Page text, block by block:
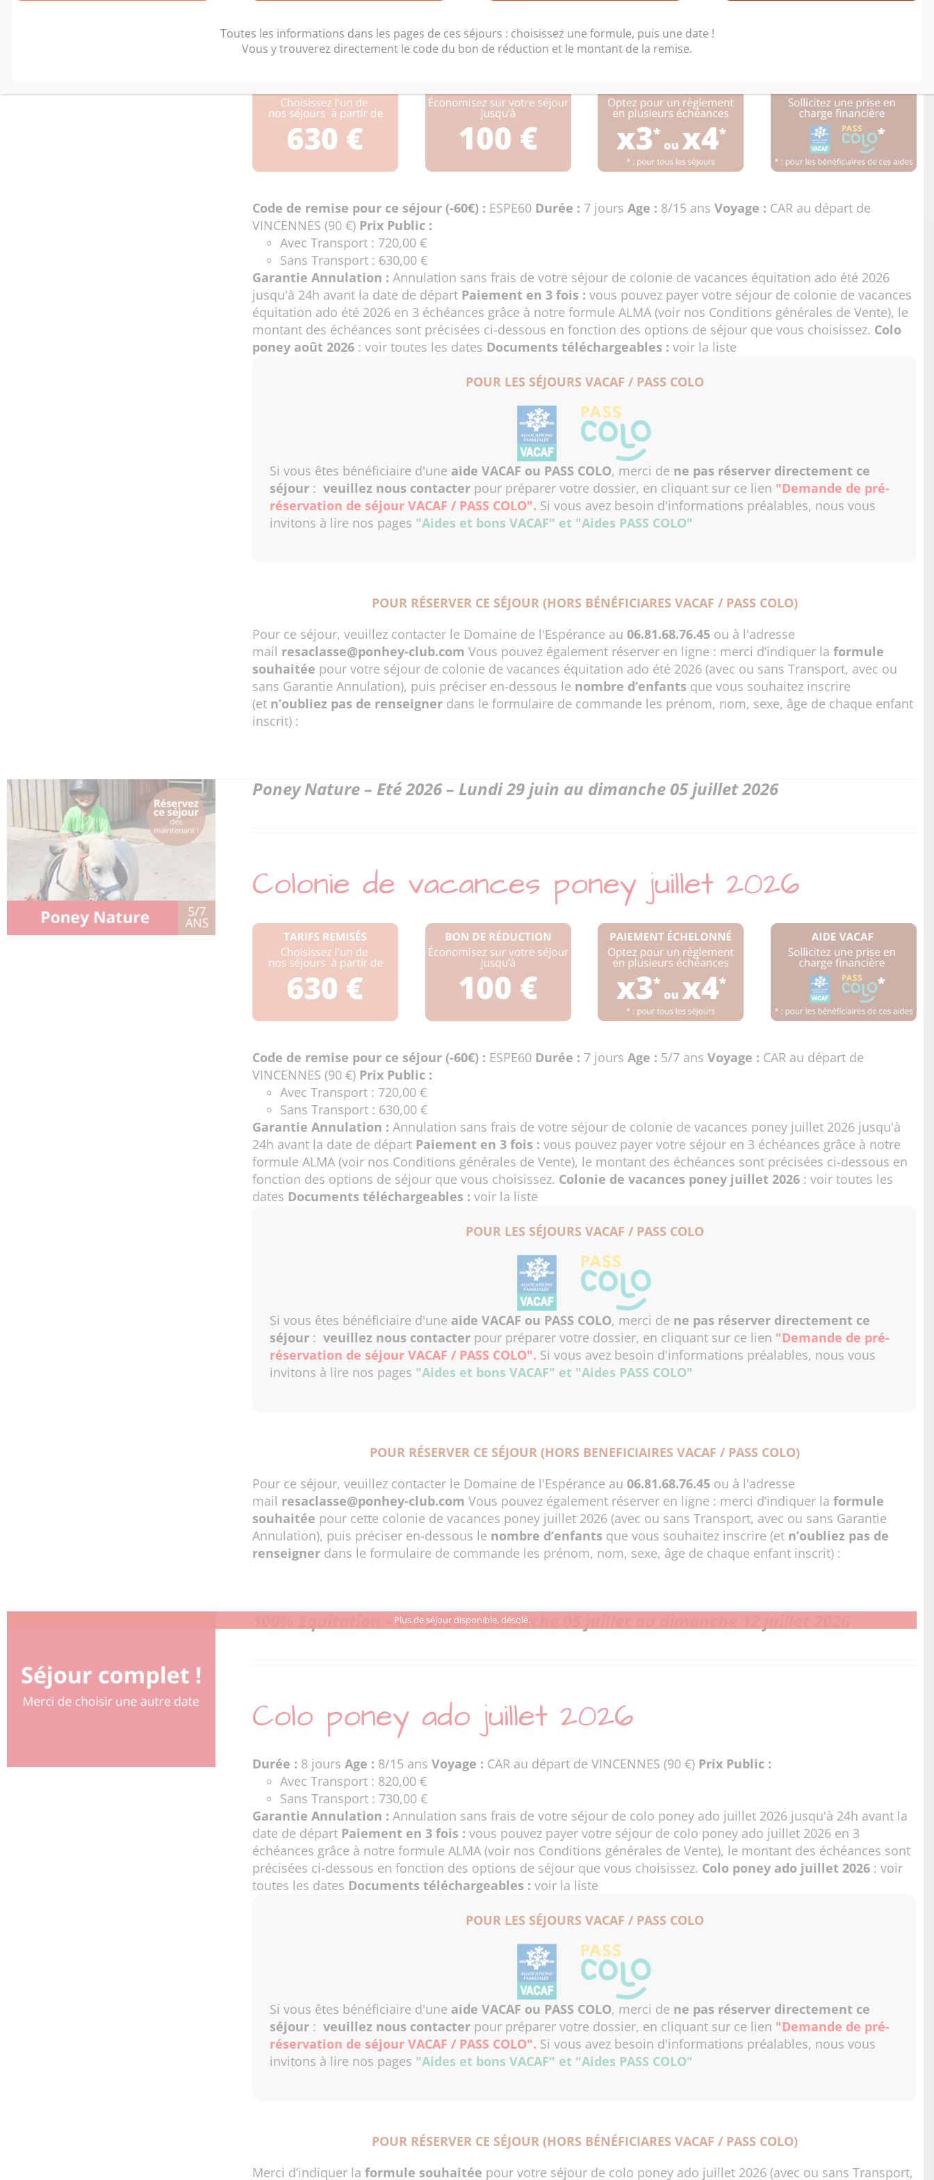
Colonie de vacances équitation ado été 2026
Code de remise pour ce séjour (-60€) : ESPE60 Durée : 7 joursAge : 8/15 ansVoyage : CAR au départ de
VINCENNES (90 €) Prix Public :
Avec Transport : 720,00 €
Sans Transport : 630,00 €
Garantie Annulation : Annulation sans frais de votre séjour de colonie de vacances équitation ado été 2026
jusqu'à 24h avant la date de départ Paiement en 3 fois : vous pouvez payer votre séjour de colonie de vacances
équitation ado été 2026 en 3 échéances grâce à notre formule ALMA (voir nos Conditions générales de Vente), le
montant des échéances sont précisées ci-dessous en fonction des options de séjour que vous choisissez. Colo
poney août 2026 :voir toutes les dates Documents téléchargeables : voir la liste
POUR LES SÉJOURS VACAF / PASS COLO
Si vous êtes bénéficiaire d'une aide VACAF ou PASS COLO, merci de ne pas réserver directement ce
séjour :veuillez nous contacter pour préparer votre dossier, en cliquant sur ce lien "Demande de pré-
réservation de séjour VACAF / PASS COLO". Si vous avez besoin d'informations préalables, nous vous
invitons à lire nos pages "Aides et bons VACAF" et "Aides PASS COLO"
POUR RÉSERVER CE SÉJOUR (HORS BÉNÉFICIARES VACAF / PASS COLO)
Pour ce séjour, veuillez contacter le Domaine de l'Espérance au06.81.68.76.45 ou à l'adresse
mail resaclasse@ponhey-club.com Vous pouvez également réserver en ligne : merci d’indiquer laformule
souhaitée pour votre séjour de colonie de vacances équitation ado été 2026 (avec ou sans Transport, avec ou
sans Garantie Annulation), puis préciser en-dessous le nombre d’enfants que vous souhaitez inscrire
(et n’oubliez pas de renseigner dans le formulaire de commande les prénom, nom, sexe, âge de chaque enfant
inscrit) :
Poney Nature – Eté 2026 – Lundi 29 juin au dimanche 05 juillet 2026
Colonie de vacances poney juillet 2026
Code de remise pour ce séjour (-60€) : ESPE60 Durée : 7 joursAge : 5/7 ansVoyage : CAR au départ de
VINCENNES (90 €) Prix Public :
Avec Transport : 720,00 €
Sans Transport : 630,00 €
Garantie Annulation : Annulation sans frais de votre séjour de colonie de vacances poney juillet 2026 jusqu'à
24h avant la date de départ Paiement en 3 fois : vous pouvez payer votre séjour en 3 échéances grâce à notre
formule ALMA (voir nos Conditions générales de Vente), le montant des échéances sont précisées ci-dessous en
fonction des options de séjour que vous choisissez. Colonie de vacances poney juillet 2026 :voir toutes les
dates Documents téléchargeables : voir la liste
POUR LES SÉJOURS VACAF / PASS COLO
Si vous êtes bénéficiaire d'une aide VACAF ou PASS COLO, merci de ne pas réserver directement ce
séjour :veuillez nous contacter pour préparer votre dossier, en cliquant sur ce lien "Demande de pré-
réservation de séjour VACAF / PASS COLO". Si vous avez besoin d'informations préalables, nous vous
invitons à lire nos pages "Aides et bons VACAF" et "Aides PASS COLO"
POUR RÉSERVER CE SÉJOUR (HORS BENEFICIAIRES VACAF / PASS COLO)
Pour ce séjour, veuillez contacter le Domaine de l'Espérance au06.81.68.76.45 ou à l'adresse
mail resaclasse@ponhey-club.com Vous pouvez également réserver en ligne : merci d’indiquer laformule
souhaitée pour cette colonie de vacances poney juillet 2026 (avec ou sans Transport, avec ou sans Garantie
Annulation), puis préciser en-dessous le nombre d’enfants que vous souhaitez inscrire (et n’oubliez pas de
renseigner dans le formulaire de commande les prénom, nom, sexe, âge de chaque enfant inscrit) :
Plus de séjour disponible, désolé.
100% Equitation – Eté 2026 – Dimanche 05 juillet au dimanche 12 juillet 2026
Colo poney ado juillet 2026
Durée : 8 joursAge : 8/15 ansVoyage : CAR au départ de VINCENNES (90 €) Prix Public :
Avec Transport : 820,00 €
Sans Transport : 730,00 €
Garantie Annulation : Annulation sans frais de votre séjour de colo poney ado juillet 2026 jusqu'à 24h avant la
date de départ Paiement en 3 fois : vous pouvez payer votre séjour de colo poney ado juillet 2026 en 3
échéances grâce à notre formule ALMA (voir nos Conditions générales de Vente), le montant des échéances sont
précisées ci-dessous en fonction des options de séjour que vous choisissez. Colo poney ado juillet 2026 :voir
toutes les dates Documents téléchargeables : voir la liste
POUR LES SÉJOURS VACAF / PASS COLO
Si vous êtes bénéficiaire d'une aide VACAF ou PASS COLO, merci de ne pas réserver directement ce
séjour :veuillez nous contacter pour préparer votre dossier, en cliquant sur ce lien "Demande de pré-
réservation de séjour VACAF / PASS COLO". Si vous avez besoin d'informations préalables, nous vous
invitons à lire nos pages "Aides et bons VACAF" et "Aides PASS COLO"
POUR RÉSERVER CE SÉJOUR (HORS BÉNÉFICIARES VACAF / PASS COLO)
Merci d’indiquer laformule souhaitée pour votre séjour de colo poney ado juillet 2026 (avec ou sans Transport,
Toutes les informations dans les pages de ces séjours : choisissez une formule, puis une date !
Vous y trouverez directement le code du bon de réduction et le montant de la remise.